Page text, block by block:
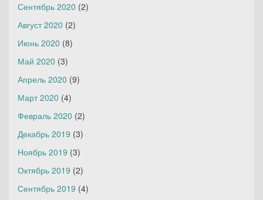
Сентябрь 2020 (2)
Август 2020 (2)
Июнь 2020 (8)
Май 2020 (3)
Апрель 2020 (9)
Март 2020 (4)
Февраль 2020 (2)
Декабрь 2019 (3)
Ноябрь 2019 (3)
Октябрь 2019 (2)
Сентябрь 2019 (4)